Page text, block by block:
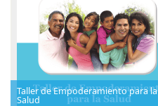
Taller de Empoderamiento para la
Salud